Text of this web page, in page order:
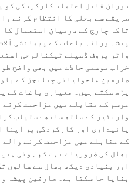
دوران قابل اعتماد کارکردگی کو
طریقے سے بجلی کا انتظام کرنے
تاکہ چارج کے درمیان استعمال
پیشہ ورانہ باغات کے پیمائشی
واٹر پروف ڈسپلے ٹیکنالوجی
خراب موسمی حالات میں بھی واضح
صارفین ماحولیاتی چیلنجز کے
پڑھ سکتے ہیں۔ معیاری باغات کے
موسم کے مقابلے میں مزاحمت
وارنٹیز کے ساتھ ساتھ دستیاب
پائیداری اور کارکردگی پر اپنا
کے مقابلے میں مزاحمت کرنے والے
بھال کی ضروریات بہت کم ہوتی
اور بنیادی دیکھ بھال سے سالوں
بنایا جا سکتا ہے۔ صارفین پیشہ